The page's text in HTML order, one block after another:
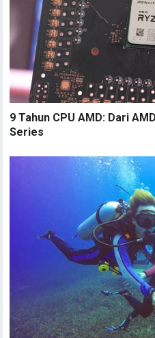
9 Tahun CPU AMD: Dari
Series